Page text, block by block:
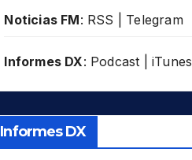
Noticias FM: RSS Telegram
Informes DX: Podcast iTunes
Informes DX